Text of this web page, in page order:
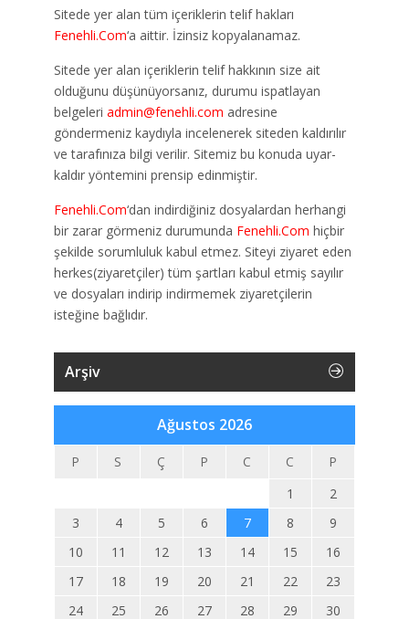
Sitede yer alan tüm içeriklerin telif hakları
Fenehli.Com‘a aittir. İzinsiz kopyalanamaz.
Sitede yer alan içeriklerin telif hakkının size ait
olduğunu düşünüyorsanız, durumu ispatlayan
belgeleri admin@fenehli.com adresine
göndermeniz kaydıyla incelenerek siteden kaldırılır
ve tarafınıza bilgi verilir. Sitemiz bu konuda uyar-
kaldır yöntemini prensip edinmiştir.
Fenehli.Com‘dan indirdiğiniz dosyalardan herhangi
bir zarar görmeniz durumunda Fenehli.Com hiçbir
şekilde sorumluluk kabul etmez. Siteyi ziyaret eden
herkes(ziyaretçiler) tüm şartları kabul etmiş sayılır
ve dosyaları indirip indirmemek ziyaretçilerin
isteğine bağlıdır.
Arşiv
Ağustos 2026
P S Ç P C C
P
1
2
3
4 5 6 7 8
9
10
11 12 13 14 15
16
17
18 19 20 21 22
23
24
25 26 27 28 29 30